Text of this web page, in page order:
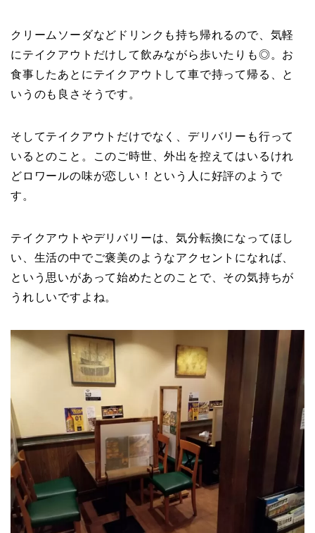
クリームソーダなどドリンクも持ち帰れるので、気軽
にテイクアウトだけして飲みながら歩いたりも◎。お
食事したあとにテイクアウトして車で持って帰る、と
いうのも良さそうです。
そしてテイクアウトだけでなく、デリバリーも行って
いるとのこと。このご時世、外出を控えてはいるけれ
どロワールの味が恋しい！という人に好評のようで
す。
テイクアウトやデリバリーは、気分転換になってほし
い、生活の中でご褒美のようなアクセントになれば、
という思いがあって始めたとのことで、その気持ちが
うれしいですよね。